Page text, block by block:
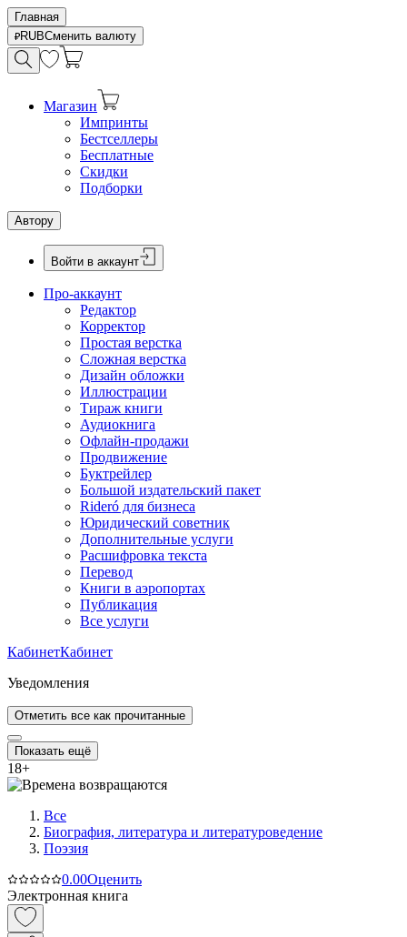
Главная
RUBСменить валюту
Магазин
Импринты
Бестселлеры
Бесплатные
Скидки
Подборки
Автору
Войти в аккаунт
Про-аккаунт
Редактор
Корректор
Простая верстка
Сложная верстка
Дизайн обложки
Иллюстрации
Тираж книги
Аудиокнига
Офлайн-продажи
Продвижение
Буктрейлер
Большой издательский пакет
Rideró для бизнеса
Юридический советник
Дополнительные услуги
Расшифровка текста
Перевод
Книги в аэропортах
Публикация
Все услуги
КабинетКабинет
Уведомления
Отметить все как прочитанные
Показать ещё
18+
Все
Биография, литература и литературоведение
Поэзия
0.00Оценить
Электронная книга